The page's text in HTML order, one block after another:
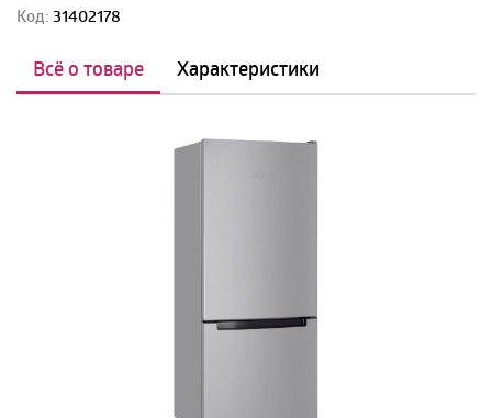
Код:31402178
Всё о товаре Характеристики